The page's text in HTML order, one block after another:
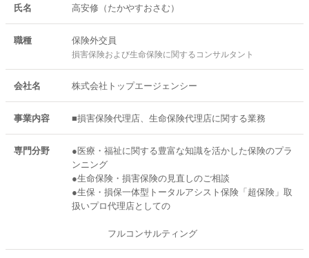
氏名 高安修（たかやすおさむ）
職種 保険外交員
損害保険および生命保険に関するコンサルタント
会社名 株式会社トップエージェンシー
事業内容 ■損害保険代理店、生命保険代理店に関する業務
専門分野
●医療・福祉に関する豊富な知識を活かした保険のプラ
ンニング
●生命保険・損害保険の見直しのご相談
●生保・損保一体型トータルアシスト保険「超保険」取
扱いプロ代理店としての
フルコンサルティング